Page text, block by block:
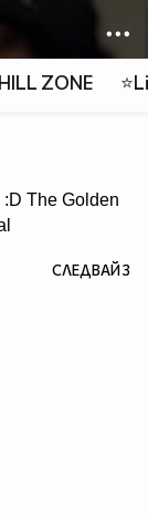
ZONE
The Golden
ти
СЛЕДВАЙ3